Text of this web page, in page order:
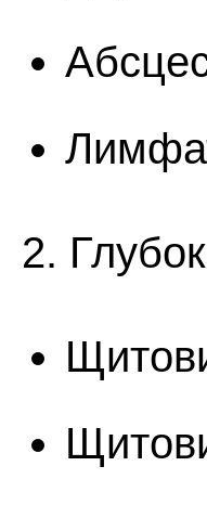
2.